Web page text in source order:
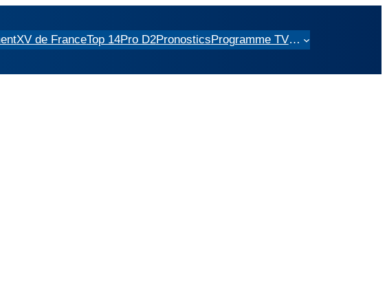
XV de FranceTop 14Pro D2PronosticsProgramme TV…